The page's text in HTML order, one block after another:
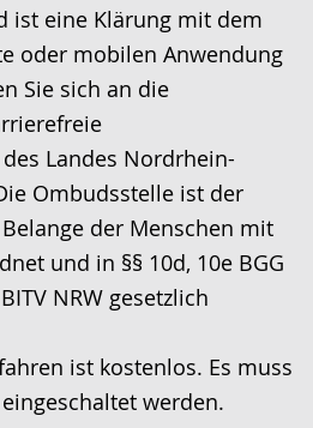
ist eine Klärung mit dem
oder mobilen Anwendung
Sie sich an die
Landes Nordrhein-
Ombudsstelle ist der
der Menschen mit
und in §§ 10d, 10e BGG
NRW gesetzlich
ist kostenlos. Es muss
werden.